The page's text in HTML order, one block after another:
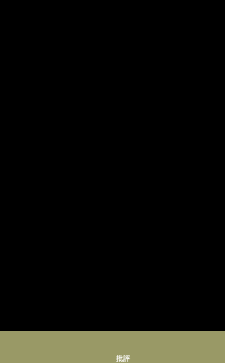
批評